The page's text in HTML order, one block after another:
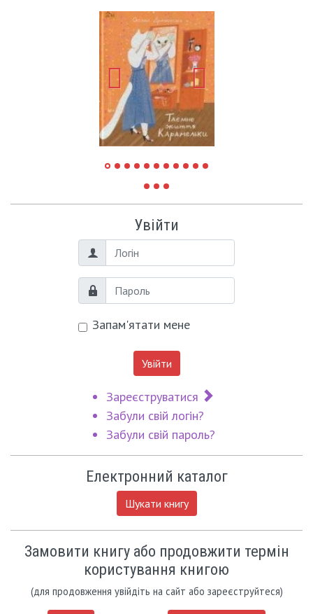
Увійти
Логін
Пароль
Запам'ятати мене
Увійти
Зареєструватися
Забули свій логін?
Забули свій пароль?
Електронний каталог
Шукати книгу
Замовити книгу або продовжити термін
користування книгою
(для продовження увійдіть на сайт або зареєструйтеся)